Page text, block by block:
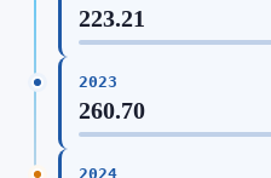
223.21
2023
260.70
2024